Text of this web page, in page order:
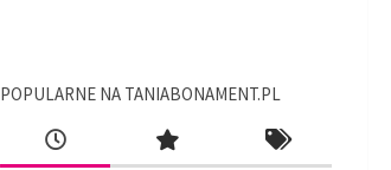
POPULARNE NA TANIABONAMENT.PL